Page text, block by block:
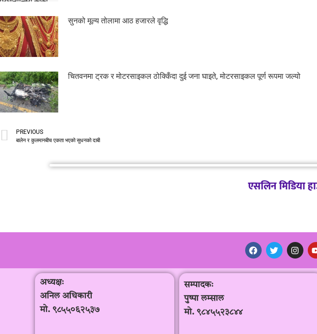
सुनको मूल्य तोलामा आठ हजारले वृद्धि
चितवनमा ट्रक र मोटरसाइकल ठोक्किँदा दुई जना घाइते, मोटरसाइकल पूर्ण रूपमा जल्यो
PREVIOUS
बालेन र कुलमानबीच एकता भएको सुधनको दाबी
एसलिन मिडिया
अध्यक्षः
अनिल अधिकारी
मो. ९८५५०६२५३७
सम्पादकः
पुष्पा लम्साल
मो. ९८४५५२३८४४